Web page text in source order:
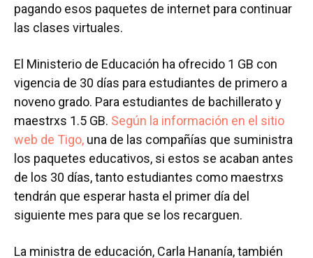
pagando esos paquetes de internet para continuar
las clases virtuales.
El Ministerio de Educación ha ofrecido 1 GB con
vigencia de 30 días para estudiantes de primero a
noveno grado. Para estudiantes de bachillerato y
maestrxs 1.5 GB. Según la información en el sitio
web de Tigo, una de las compañías que suministra
los paquetes educativos, si estos se acaban antes
de los 30 días, tanto estudiantes como maestrxs
tendrán que esperar hasta el primer día del
siguiente mes para que se los recarguen.
La ministra de educación, Carla Hananía, también